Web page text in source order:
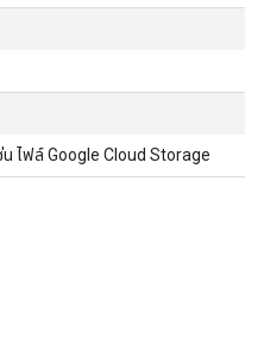
น ไฟล์ Google Cloud Storage